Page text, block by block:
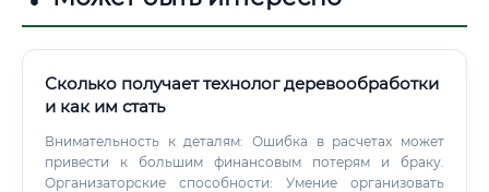
Сколько получает технолог деревообработки
и как им стать
Внимательность к деталям: Ошибка в расчетах может
привести к большим финансовым потерям и браку.
Организаторские способности: Умение организовать